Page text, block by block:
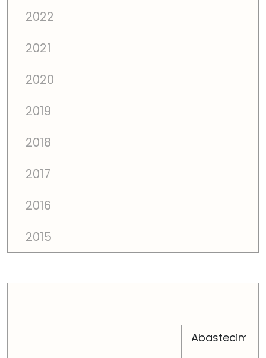
2022
2021
2020
2019
2018
2017
2016
2015